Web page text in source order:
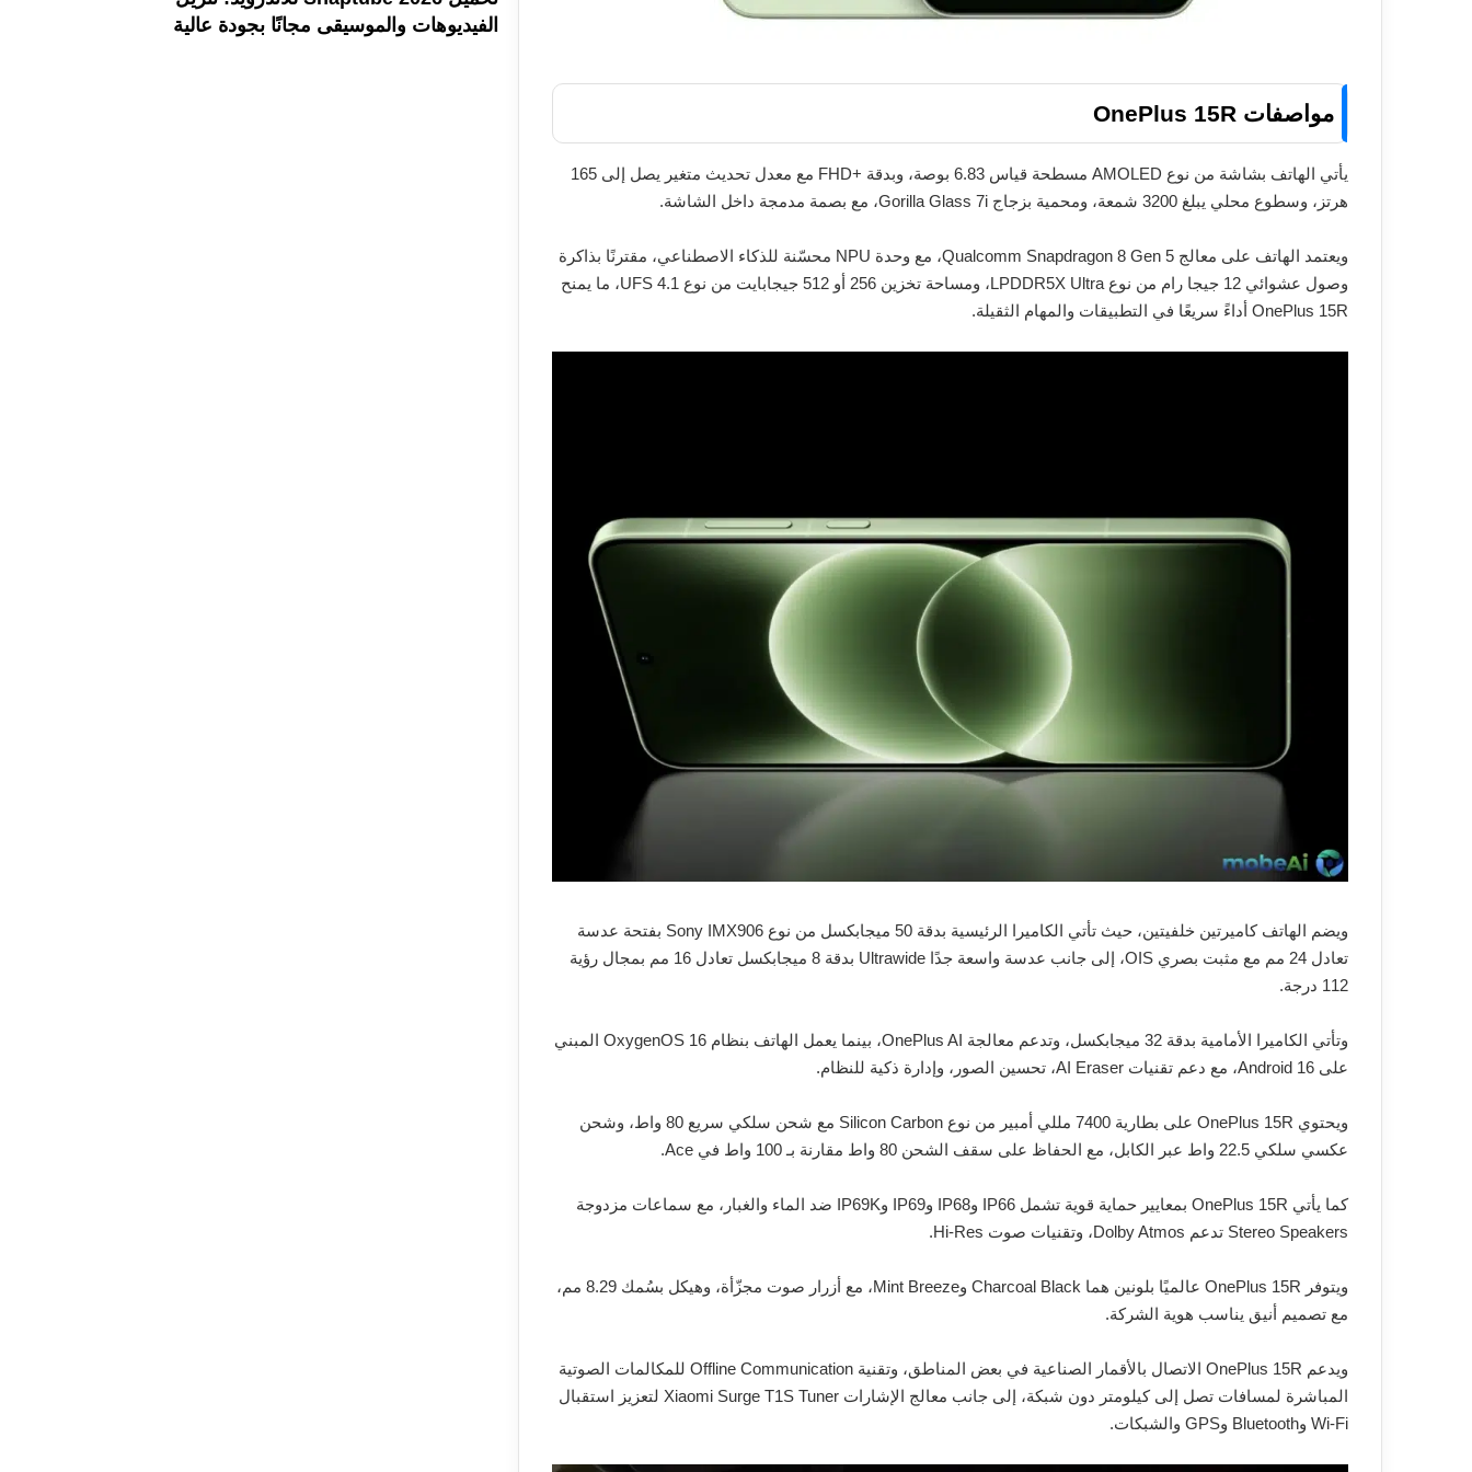
مواصفات OnePlus 15R
يأتي الهاتف بشاشة من نوع AMOLED مسطحة قياس 6.83 بوصة، وبدقة +FHD مع معدل تحديث متغير يصل إلى 165
هرتز، وسطوع محلي يبلغ 3200 شمعة، ومحمية بزجاج Gorilla Glass 7i، مع بصمة مدمجة داخل الشاشة.
ويعتمد الهاتف على معالج Qualcomm Snapdragon 8 Gen 5، مع وحدة NPU محسّنة للذكاء الاصطناعي، مقترنًا بذاكرة
وصول عشوائي 12 جيجا رام من نوع LPDDR5X Ultra، ومساحة تخزين 256 أو 512 جيجابايت من نوع UFS 4.1، ما يمنح
OnePlus 15R أداءً سريعًا في التطبيقات والمهام الثقيلة.
ويضم الهاتف كاميرتين خلفيتين، حيث تأتي الكاميرا الرئيسية بدقة 50 ميجابكسل من نوع Sony IMX906 بفتحة عدسة
تعادل 24 مم مع مثبت بصري OIS، إلى جانب عدسة واسعة جدًا Ultrawide بدقة 8 ميجابكسل تعادل 16 مم بمجال رؤية
112 درجة.
وتأتي الكاميرا الأمامية بدقة 32 ميجابكسل، وتدعم معالجة OnePlus AI، بينما يعمل الهاتف بنظام OxygenOS 16 المبني
على Android 16، مع دعم تقنيات AI Eraser، تحسين الصور، وإدارة ذكية للنظام.
ويحتوي OnePlus 15R على بطارية 7400 مللي أمبير من نوع Silicon Carbon مع شحن سلكي سريع 80 واط، وشحن
عكسي سلكي 22.5 واط عبر الكابل، مع الحفاظ على سقف الشحن 80 واط مقارنة بـ 100 واط في Ace.
كما يأتي OnePlus 15R بمعايير حماية قوية تشمل IP66 وIP68 وIP69 وIP69K ضد الماء والغبار، مع سماعات مزدوجة
Stereo Speakers تدعم Dolby Atmos، وتقنيات صوت Hi-Res.
ويتوفر OnePlus 15R عالميًا بلونين هما Charcoal Black وMint Breeze، مع أزرار صوت مجزّأة، وهيكل بسُمك 8.29 مم،
مع تصميم أنيق يناسب هوية الشركة.
ويدعم OnePlus 15R الاتصال بالأقمار الصناعية في بعض المناطق، وتقنية Offline Communication للمكالمات الصوتية
المباشرة لمسافات تصل إلى كيلومتر دون شبكة، إلى جانب معالج الإشارات Xiaomi Surge T1S Tuner لتعزيز استقبال
Wi-Fi وBluetooth وGPS والشبكات.
الفيديوهات والموسيقى مجانًا بجودة عالية